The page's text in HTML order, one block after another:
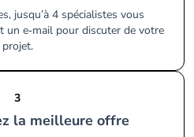
jusqu’à 4 spécialistes vous
un e‑mail pour discuter de votre
projet.
3
la meilleure offre